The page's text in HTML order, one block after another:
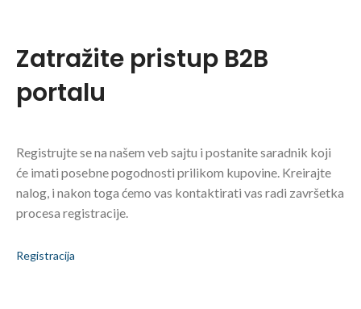
Zatražite pristup B2B
portalu
Registrujte se na našem veb sajtu i postanite saradnik koji
će imati posebne pogodnosti prilikom kupovine. Kreirajte
nalog, i nakon toga ćemo vas kontaktirati vas radi završetka
procesa registracije.
Registracija